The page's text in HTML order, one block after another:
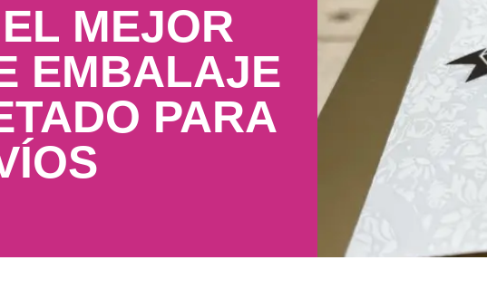
MEJOR
EMBALAJE
PARA